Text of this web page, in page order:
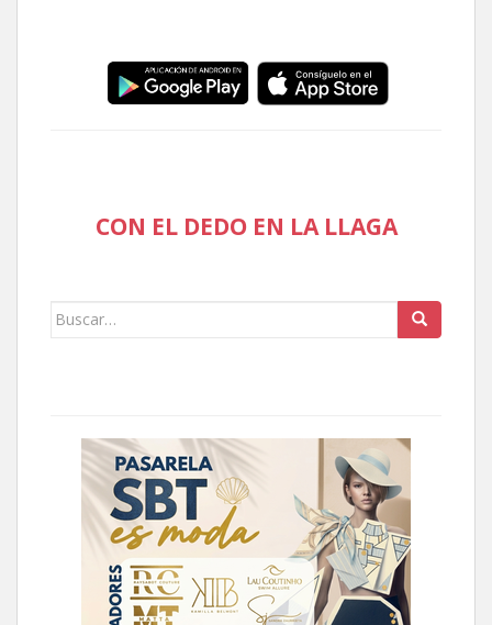
CON EL DEDO EN LA LLAGA
Buscar: